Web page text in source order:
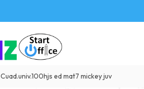
Cuad.univ.100hjs ed mat7 mickey juv